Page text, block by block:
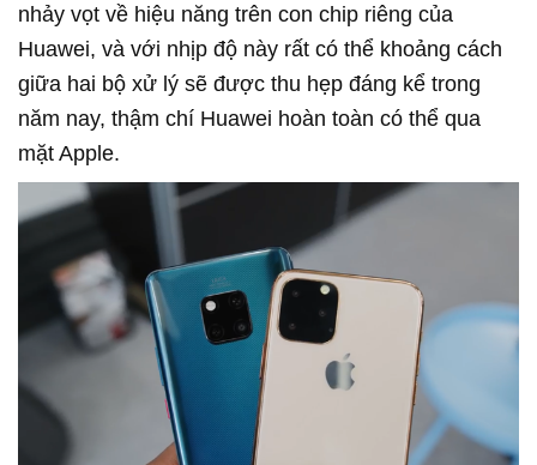
nhảy vọt về hiệu năng trên con chip riêng của
Huawei, và với nhịp độ này rất có thể khoảng cách
giữa hai bộ xử lý sẽ được thu hẹp đáng kể trong
năm nay, thậm chí Huawei hoàn toàn có thể qua
mặt Apple.